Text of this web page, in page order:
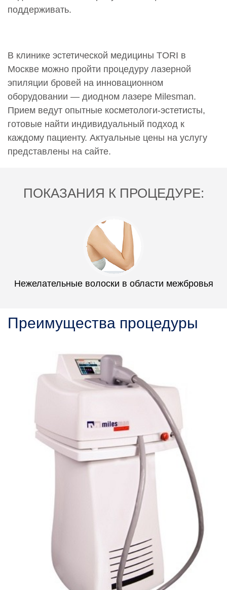
поддерживать.
В клинике эстетической медицины TORI в
Москве можно пройти процедуру лазерной
эпиляции бровей на инновационном
оборудовании — диодном лазере Milesman.
Прием ведут опытные косметологи-эстетисты,
готовые найти индивидуальный подход к
каждому пациенту. Актуальные цены на услугу
представлены на сайте.
ПОКАЗАНИЯ К ПРОЦЕДУРЕ:
Нежелательные волоски в области межбровья
Преимущества процедуры